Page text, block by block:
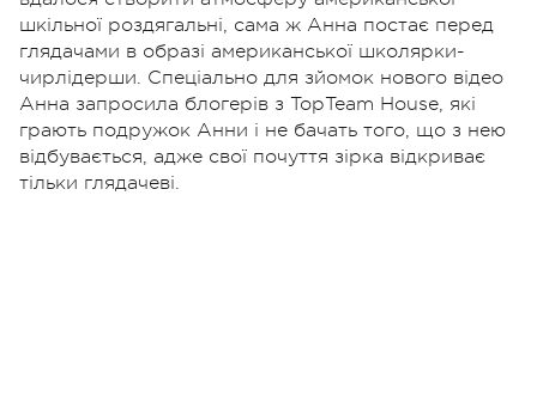
шкільної роздягальні, сама ж Анна постає перед
глядачами в образі американської школярки-
чирлідерши. Спеціально для зйомок нового відео
Анна запросила блогерів з TopTeam House, які
грають подружок Анни і не бачать того, що з нею
відбувається, адже свої почуття зірка відкриває
тільки глядачеві.